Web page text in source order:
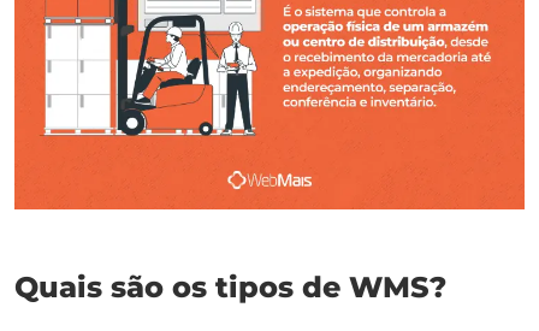
Quais são os tipos de WMS?